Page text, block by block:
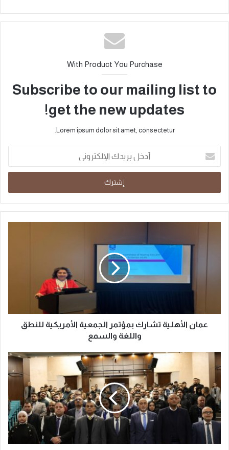
With Product You Purchase
Subscribe to our mailing list to
get the new updates!
Lorem ipsum dolor sit amet, consectetur.
عمان الأهلية تشارك بمؤتمر الجمعية الأمريكية للنطق
واللغة والسمع